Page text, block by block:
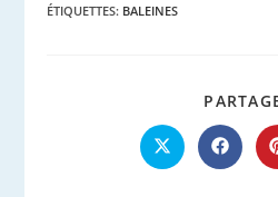
ÉTIQUETTES: BALEINES
Ouvrir
dans
Ouvrir
dans